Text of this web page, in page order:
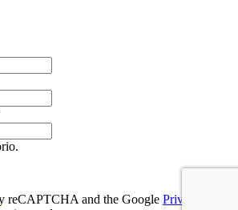
reCAPTCHA and the Google Privacy